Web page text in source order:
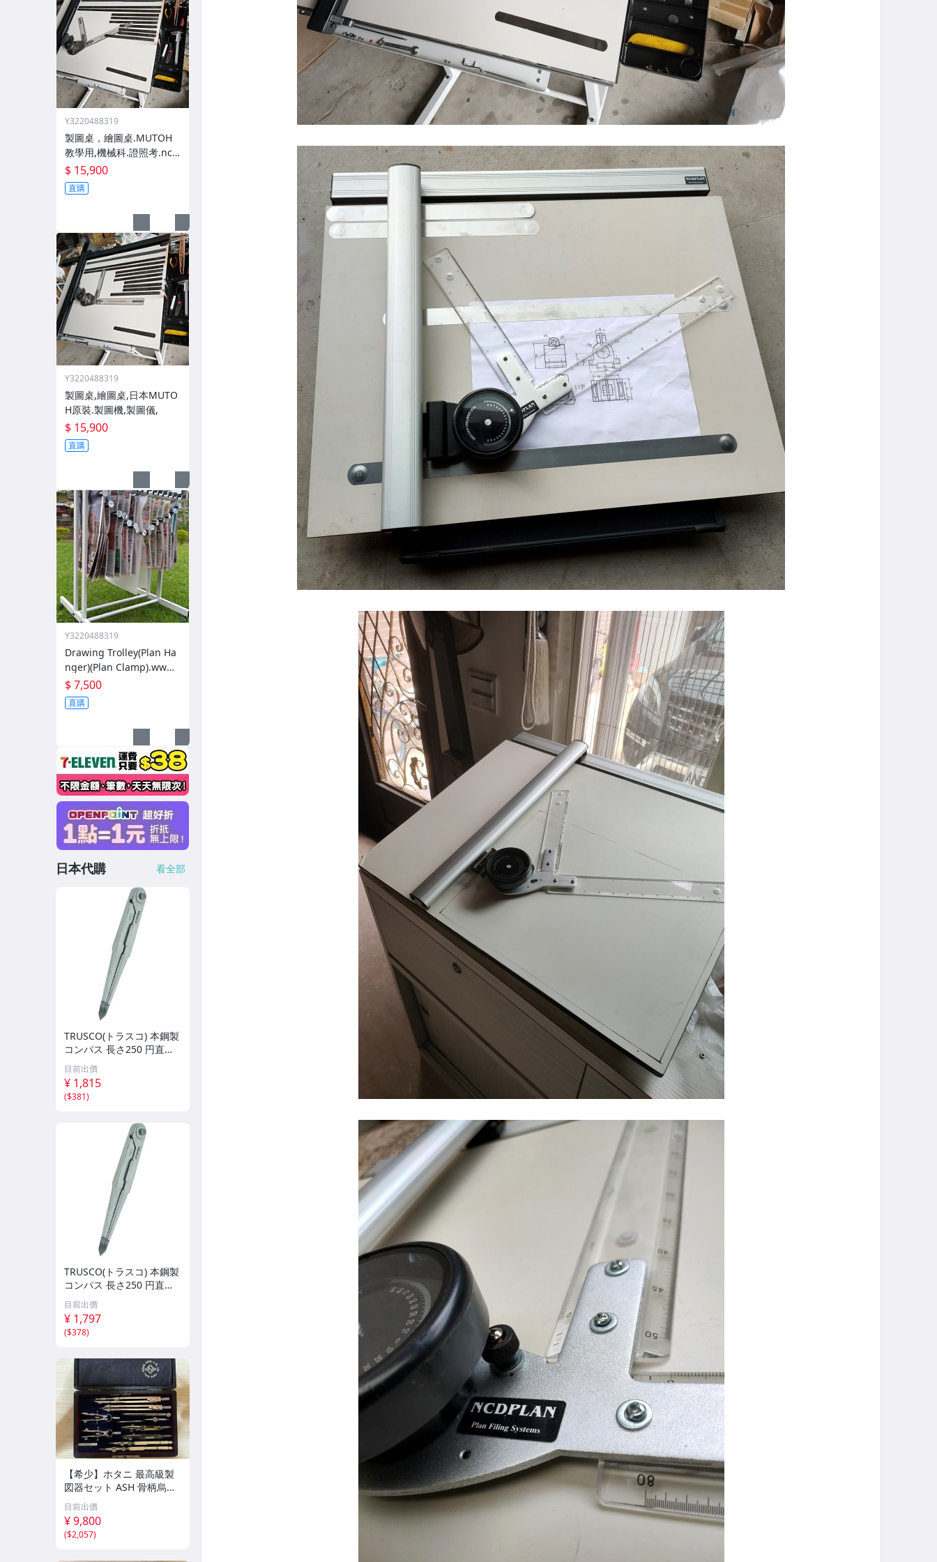
Y3220488319
製圖桌，繪圖桌.MUTOH
教學用,機械科.證照考.ncd
plan.com, 請到工廠挑選.
工
$ 15,900
直購
Y3220488319
製圖桌,繪圖桌,日本MUTO
H原裝.製圖機,製圖儀,
$ 15,900
直購
Y3220488319
Drawing Trolley(Plan Ha
nger)(Plan Clamp).www.
yuanplan.com.tw
$ 7,500
直購
日本代購 看全部
TRUSCO(トラスコ) 本鋼製
コンパス 長さ250 円直径3
80 PC-250
目前出價
¥ 1,815
($381)
TRUSCO(トラスコ) 本鋼製
コンパス 長さ250 円直径3
80 PC-250
目前出價
¥ 1,797
($378)
【希少】ホタニ 最高級製
図器セット ASH 骨柄烏口
洋銀コンパス HOTANI AS
AHI 東京神田 昭和レトロ
戦前 当時物 骨董 建築 資
料
目前出價
¥ 9,800
($2,057)